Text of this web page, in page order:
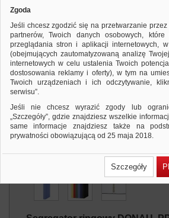
Zgoda
Jeśli chcesz zgodzić się na przetwarzanie
partnerów, Twoich danych osobowych,
przeglądania stron i aplikacji internetowych,
(obejmujących zautomatyzowaną analizę
internetowych w celu ustalenia Twoich
dostosowania reklamy i oferty), w tym na
Twoich urządzeniach i ich odczytywanie,
serwisu”.
Jeśli nie chcesz wyrazić zgody lub
„Szczegóły”, gdzie znajdziesz wszelkie
same informacje znajdziesz także na
prywatności obowiązującą od 25 maja 2018.
wcześniejsza zgoda której udzieliliście podczas
Państwa zgoda jest dobrowolna i można ją
Polityka prywatności (rozwiń)
Szczegóły